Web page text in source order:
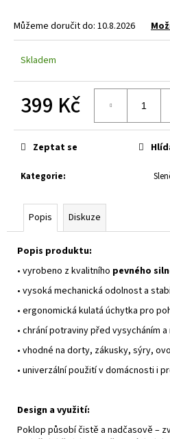
Můžeme doručit do: 10.8.2026
Skladem
399 Kč
Kategorie:
Zeptat se
Popis Diskuze
Popis produktu:
• vyrobeno z kvalitního pevného
• vysoká mechanická odolnost a
• ergonomická kulatá úchytka pro
• chrání potraviny před vysycháním
• vhodné na dorty, zákusky, sýry,
• univerzální použití v domácnosti i
Design a využití:
Poklop působí čistě a nadčasově –
u
j
m
e
MIX
BAREV
KS
KYTICE
TULIPÁNŮ
35
Kč